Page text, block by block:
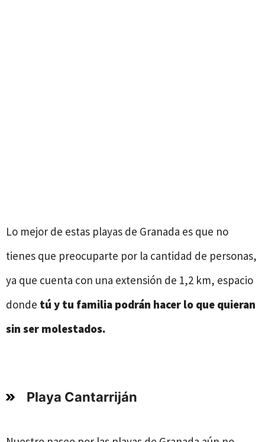
Lo mejor de estas playas de Granada es que no
tienes que preocuparte por la cantidad de personas,
ya que cuenta con una extensión de 1,2 km, espacio
donde tú y tu familia podrán hacer lo que quieran
sin ser molestados.
Playa Cantarriján